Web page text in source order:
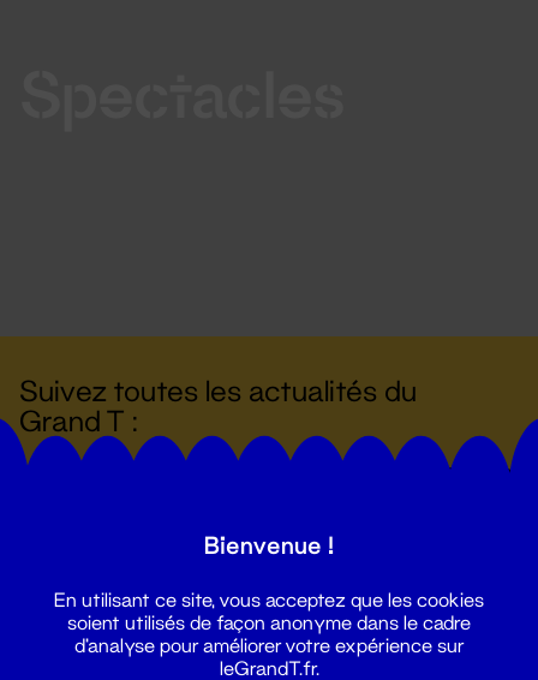
Suivez toutes les actualités du
Grand T :
Bienvenue !
En utilisant ce site, vous acceptez que les cookies
soient utilisés de façon anonyme dans le cadre
d'analyse pour améliorer votre expérience sur
leGrandT.fr.